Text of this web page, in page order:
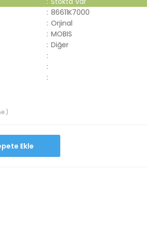
: 86611K7000
: Orjinal
: MOBIS
: Diğer
:
:
:
)
Sepete Ekle